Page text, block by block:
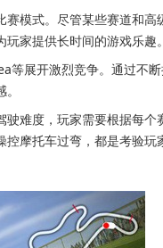
模式。尽管某些赛道和高
家提供长时间的游戏乐趣。
等展开激烈竞争。通过不
驶难度，玩家需要根据每个
摩托车过弯，都是考验玩